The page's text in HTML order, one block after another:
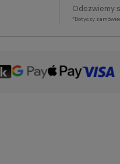
Odezwiemy
*Dotyczy